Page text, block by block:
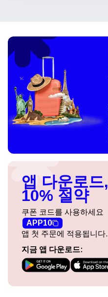
앱 다운로드,
10% 절약
쿠폰 코드를 사용하세요
APP10
앱 첫 주문에 적용됩니다.
지금 앱 다운로드: